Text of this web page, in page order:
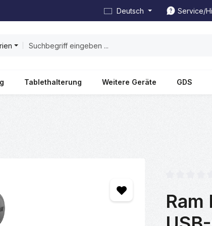
Deutsch Service/
Tablethalterung Weitere Geräte GDS
Ram